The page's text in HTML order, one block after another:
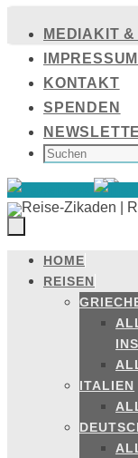
Inhalt
springen
MEDIAKIT
KONTAKT
SPENDEN
SUCHEN
NACH:
Zum
Inhalt
springen
HOME
REISEN
ITALIEN